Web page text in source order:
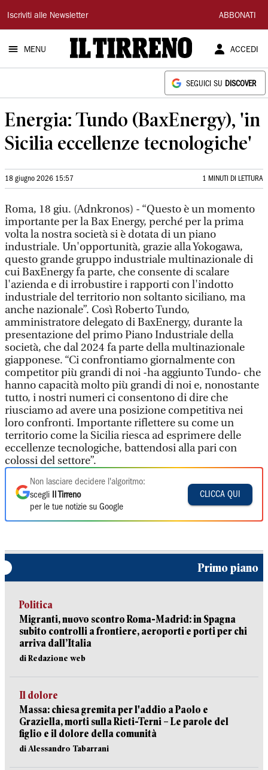
Il
Tirreno
Iscriviti alle Newsletter ABBONATI
MENU ACCEDI
SEGUICI SU DISCOVER
Energia: Tundo (BaxEnergy), 'in
Sicilia eccellenze tecnologiche'
18 giugno 2026 15:57 1 MINUTI DI LETTURA
Roma, 18 giu. (Adnkronos) - “Questo è un momento
importante per la Bax Energy, perché per la prima
volta la nostra società si è dotata di un piano
industriale. Un'opportunità, grazie alla Yokogawa,
questo grande gruppo industriale multinazionale di
cui BaxEnergy fa parte, che consente di scalare
l'azienda e di irrobustire i rapporti con l'indotto
industriale del territorio non soltanto siciliano, ma
anche nazionale”. Così Roberto Tundo,
amministratore delegato di BaxEnergy, durante la
presentazione del primo Piano Industriale della
società, che dal 2024 fa parte della multinazionale
giapponese. “Ci confrontiamo giornalmente con
competitor più grandi di noi -ha aggiunto Tundo- che
hanno capacità molto più grandi di noi e, nonostante
tutto, i nostri numeri ci consentono di dire che
riusciamo ad avere una posizione competitiva nei
loro confronti. Importante riflettere su come un
territorio come la Sicilia riesca ad esprimere delle
eccellenze tecnologiche, battendosi alla pari con
colossi del settore”.
Non lasciare decidere l'algoritmo:
scegli
Il Tirreno
per le tue notizie su Google
CLICCA QUI
Primo piano
Politica
Migranti, nuovo scontro Roma-Madrid: in Spagna
subito controlli a frontiere, aeroporti e porti per chi
arriva dall’Italia
di Redazione web
Il dolore
Massa: chiesa gremita per l'addio a Paolo e
Graziella, morti sulla Rieti-Terni – Le parole del
figlio e il dolore della comunità
di Alessandro Tabarrani